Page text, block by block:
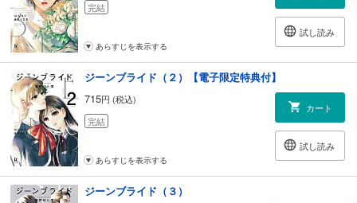
完結
試し読み
あらすじを表示する
ジーンブライド（２）【電子限定特典付】
715円 (税込)
完結
カート
試し読み
あらすじを表示する
ジーンブライド（３）